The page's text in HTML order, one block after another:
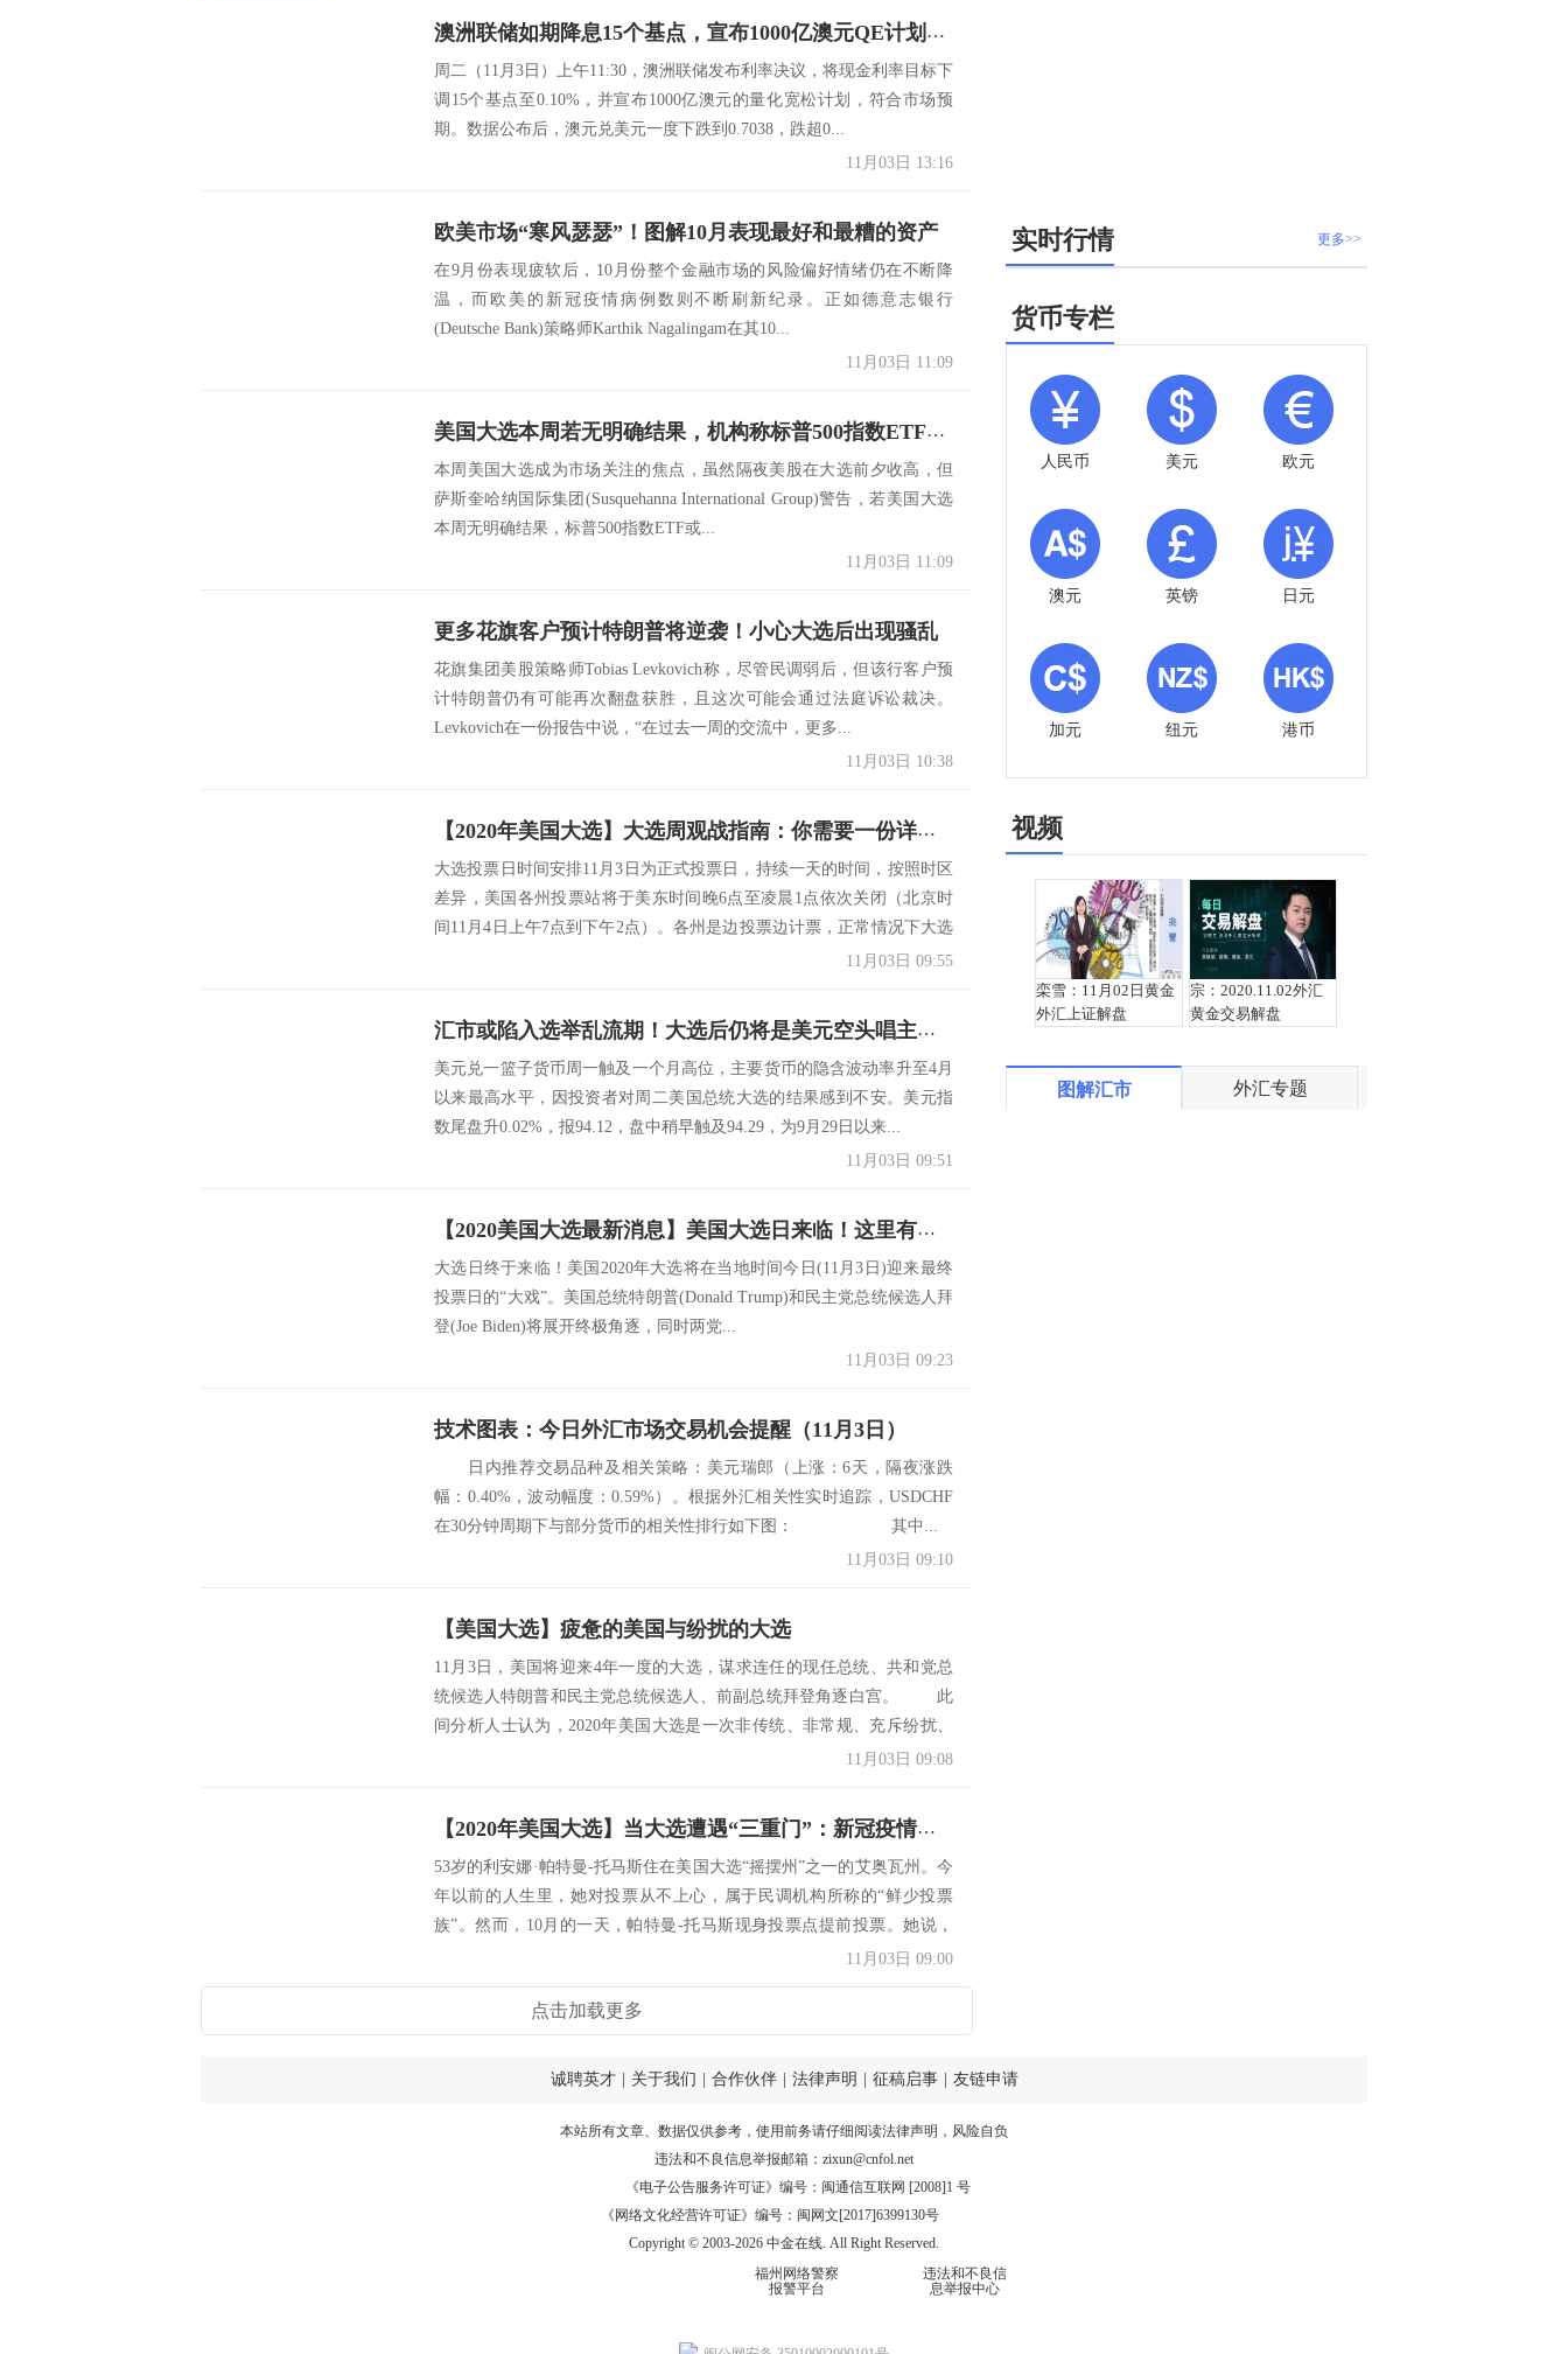
澳洲联储如期降息15个基点，宣布1000亿澳元QE计划，澳元回吐周一涨幅，关注下午洛威讲话
周二（11月3日）上午11:30，澳洲联储发布利率决议，将现金利率目标下
调15个基点至0.10%，并宣布1000亿澳元的量化宽松计划，符合市场预
期。数据公布后，澳元兑美元一度下跌到0.7038，跌超0...
11月03日 13:16
欧美市场“寒风瑟瑟”！图解10月表现最好和最糟的资产
在9月份表现疲软后，10月份整个金融市场的风险偏好情绪仍在不断降
温，而欧美的新冠疫情病例数则不断刷新纪录。正如德意志银行
(Deutsche Bank)策略师Karthik Nagalingam在其10...
11月03日 11:09
美国大选本周若无明确结果，机构称标普500指数ETF或暴跌8%！
本周美国大选成为市场关注的焦点，虽然隔夜美股在大选前夕收高，但
萨斯奎哈纳国际集团(Susquehanna International Group)警告，若美国大选
本周无明确结果，标普500指数ETF或...
11月03日 11:09
更多花旗客户预计特朗普将逆袭！小心大选后出现骚乱
花旗集团美股策略师Tobias Levkovich称，尽管民调弱后，但该行客户预
计特朗普仍有可能再次翻盘获胜，且这次可能会通过法庭诉讼裁决。
Levkovich在一份报告中说，“在过去一周的交流中，更多...
11月03日 10:38
【2020年美国大选】大选周观战指南：你需要一份详细时间表！
大选投票日时间安排11月3日为正式投票日，持续一天的时间，按照时区
差异，美国各州投票站将于美东时间晚6点至凌晨1点依次关闭（北京时
间11月4日上午7点到下午2点）。各州是边投票边计票，正常情况下大选
11月03日 09:55
汇市或陷入选举乱流期！大选后仍将是美元空头唱主角？
美元兑一篮子货币周一触及一个月高位，主要货币的隐含波动率升至4月
以来最高水平，因投资者对周二美国总统大选的结果感到不安。美元指
数尾盘升0.02%，报94.12，盘中稍早触及94.29，为9月29日以来...
11月03日 09:51
【2020美国大选最新消息】美国大选日来临！这里有份终极观战指南……
大选日终于来临！美国2020年大选将在当地时间今日(11月3日)迎来最终
投票日的“大戏”。美国总统特朗普(Donald Trump)和民主党总统候选人拜
登(Joe Biden)将展开终极角逐，同时两党...
11月03日 09:23
技术图表：今日外汇市场交易机会提醒（11月3日）
日内推荐交易品种及相关策略：美元瑞郎（上涨：6天，隔夜涨跌
幅：0.40%，波动幅度：0.59%）。根据外汇相关性实时追踪，USDCHF
在30分钟周期下与部分货币的相关性排行如下图： 其中...
11月03日 09:10
【美国大选】疲惫的美国与纷扰的大选
11月3日，美国将迎来4年一度的大选，谋求连任的现任总统、共和党总
统候选人特朗普和民主党总统候选人、前副总统拜登角逐白宫。 此
间分析人士认为，2020年美国大选是一次非传统、非常规、充斥纷扰、
11月03日 09:08
【2020年美国大选】当大选遭遇“三重门”：新冠疫情、种族歧视、政治极化
53岁的利安娜·帕特曼-托马斯住在美国大选“摇摆州”之一的艾奥瓦州。今
年以前的人生里，她对投票从不上心，属于民调机构所称的“鲜少投票
族”。然而，10月的一天，帕特曼-托马斯现身投票点提前投票。她说，
11月03日 09:00
点击加载更多
更多>>
实时行情
货币专栏
人民币 美元 欧元
澳元 英镑 日元
加元 纽元 港币
视频
栾雪：11月02日黄金
外汇上证解盘
宗：2020.11.02外汇
黄金交易解盘
图解汇市 外汇专题
诚聘英才 关于我们 合作伙伴 法律声明 征稿启事 友链申请
本站所有文章、数据仅供参考，使用前务请仔细阅读法律声明 ，风险自负
违法和不良信息举报邮箱： zixun@cnfol.net
《电子公告服务许可证》编号：闽通信互联网 [2008]1 号
《网络文化经营许可证》编号：闽网文[2017]6399130号
Copyright © 2003-2026 中金在线. All Right Reserved.
福州网络警察
报警平台
违法和不良信
息举报中心